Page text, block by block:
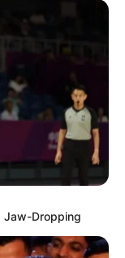
Jaw-Dropping